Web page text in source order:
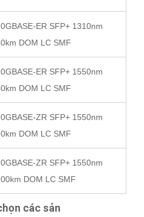
ER SFP+ 1310nm
DOM LC SMF
ER SFP+ 1550nm
DOM LC SMF
ZR SFP+ 1550nm
DOM LC SMF
ZR SFP+ 1550nm
DOM LC SMF
các sản